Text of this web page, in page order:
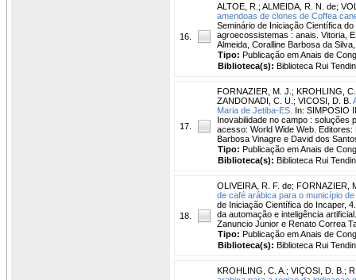
16.
ALTOE, R. ; ALMEIDA, R. N. de;
amendoas de clones de Coffea
Seminário de Iniciação Científica
agroecossistemas : anais. Vitoria,
Almeida, Coralline Barbosa da
Tipo: Publicação em Anais de
Biblioteca(s): Biblioteca Rui
17.
FORNAZIER, M. J. ; KROHLING,
ZANDONADI, C. U. ; VICOSI, D. B.
Maria de Jetiba-ES. In: SIMPOSIO
Inovabilidade no campo : soluções
acesso: World Wide Web.
Barbosa Vinagre e David dos
Tipo: Publicação em Anais de
Biblioteca(s): Biblioteca Rui
18.
OLIVEIRA, R. F. de; FORNAZIER,
de café arábica para o município
de Iniciação Científica do Incaper,
da automação e inteligência
Zanuncio Junior e Renato Correa
Tipo: Publicação em Anais de
Biblioteca(s): Biblioteca Rui
KROHLING, C. A. ; VIÇOSI, D. B. ;